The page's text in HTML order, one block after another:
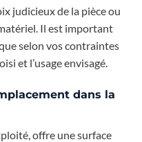
judicieux de la pièce ou
Il est important
selon vos contraintes
et l’usage envisagé.
dans la
offre une surface